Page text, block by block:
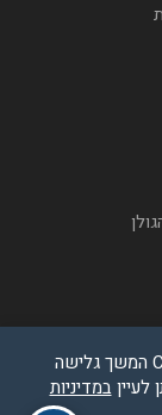
לידיעתך, באתר זה נעשה שימוש בקבצי Cookies המשך גלישה
לעייןבמדיניות